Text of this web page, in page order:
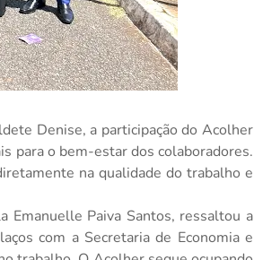
Denise, a participação do Acolher
para o bem-estar dos colaboradores.
na qualidade do trabalho e
Emanuelle Paiva Santos, ressaltou a
com a Secretaria de Economia e